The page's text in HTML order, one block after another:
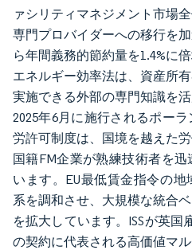
ァシリティマネジメント市場
専門プロバイダーへの移行を
ら年間義務的節約量を1.4%に
エネルギー効率法は、資産所
実施できる外部の専門知識を
2025年6月に施行されるポー
労許可制度は、国境を越えた
国籍FM企業が熟練技術者を
います。EU最低賃金指令の
系を調和させ、大規模な統合
を拡大しています。ISSが英国
の契約に代表される高価値マ